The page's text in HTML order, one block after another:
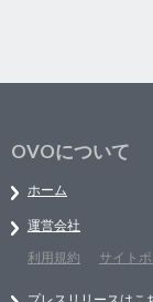
OVOについて
ホーム
運営会社
利用規約
サイト